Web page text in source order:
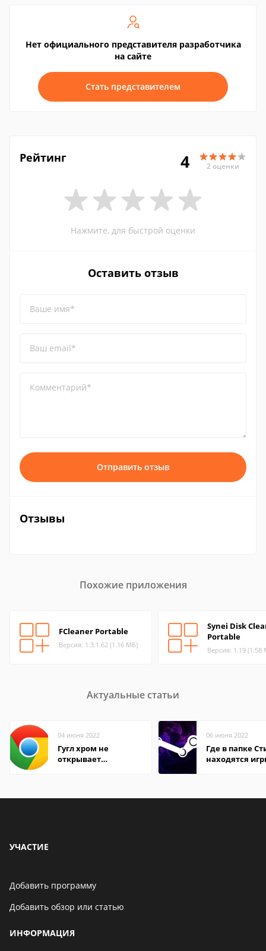
Нет официального представителя разработчика
на сайте
Стать представителем
Рейтинг 4 2 оценки
Нажмите, для быстрой оценки
Оставить отзыв
Ваше имя*
Ваш email*
Комментарий*
Отправить отзыв
Отзывы
Похожие приложения
FCleaner Portable
Версия: 1.3.1.62 (1.16 МБ)
Synei Disk
Portable
Версия: 1.19 (1.58
Актуальные статьи
04 июня 2022
Гугл хром не
открывает
06 июня 2022
Где в папке
находятся
УЧАСТИЕ
Добавить программу
Добавить обзор или статью
ИНФОРМАЦИЯ